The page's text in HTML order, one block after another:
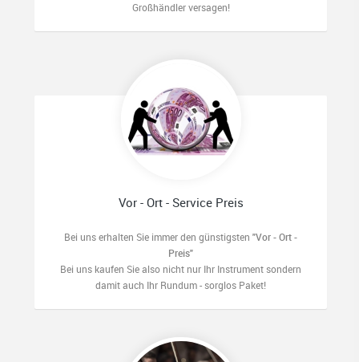
Großhändler versagen!
Vor - Ort - Service Preis
Bei uns erhalten Sie immer den günstigsten "Vor - Ort -
Preis"
Bei uns kaufen Sie also nicht nur Ihr Instrument sondern
damit auch Ihr Rundum - sorglos Paket!